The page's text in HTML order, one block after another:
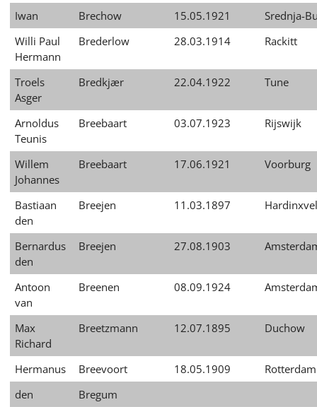
Iwan
Brechow 15.05.1921
Srednja-
Willi Paul
Hermann
Brederlow 28.03.1914 Rackitt
Troels
Asger
Bredkjær 22.04.1922 Tune
Arnoldus
Teunis
Breebaart 03.07.1923 Rijswijk
Willem
Johannes
Breebaart 17.06.1921 Voorburg
Bastiaan
den
Breejen 11.03.1897
Bernardus
den
Breejen 27.08.1903
Antoon
van
Breenen 08.09.1924
Max
Richard
Breetzmann 12.07.1895 Duchow
Hermanus Breevoort 18.05.1909
Rotterdam
den
Bregum